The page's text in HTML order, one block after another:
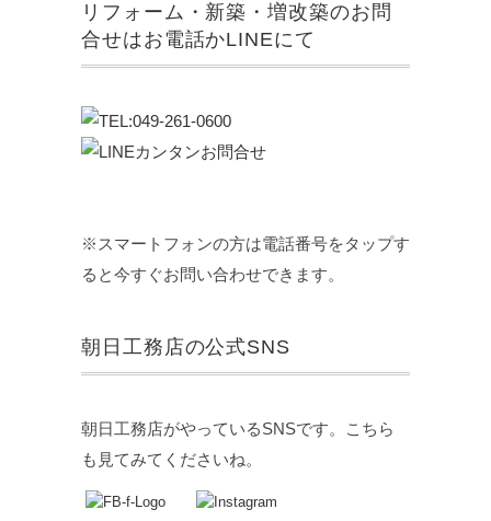
リフォーム・新築・増改築のお問
合せはお電話かLINEにて
※スマートフォンの方は電話番号をタップす
ると今すぐお問い合わせできます。
朝日工務店の公式SNS
朝日工務店がやっているSNSです。こちら
も見てみてくださいね。